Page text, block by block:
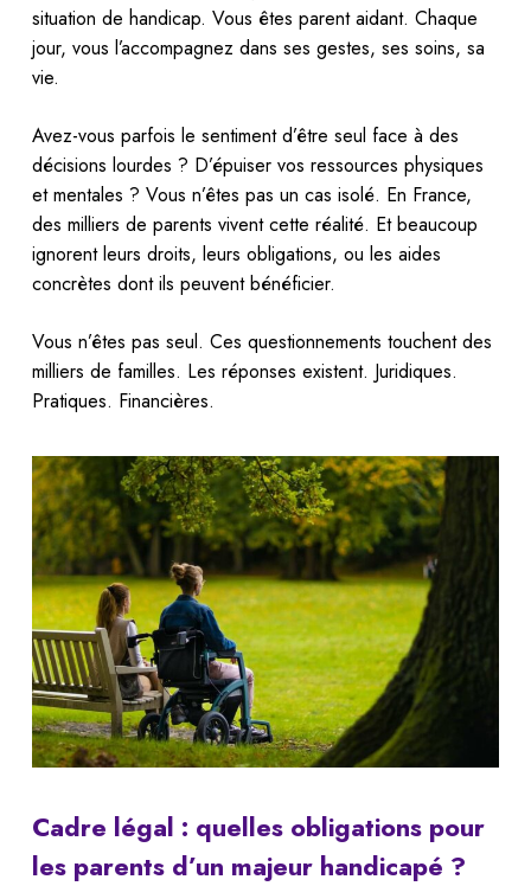
situation de handicap. Vous êtes parent aidant. Chaque
jour, vous l’accompagnez dans ses gestes, ses soins, sa
vie.
Avez-vous parfois le sentiment d’être seul face à des
décisions lourdes ? D’épuiser vos ressources physiques
et mentales ? Vous n’êtes pas un cas isolé. En France,
des milliers de parents vivent cette réalité. Et beaucoup
ignorent leurs droits, leurs obligations, ou les aides
concrètes dont ils peuvent bénéficier.
Vous n’êtes pas seul. Ces questionnements touchent des
milliers de familles. Les réponses existent. Juridiques.
Pratiques. Financières.
Cadre légal : quelles obligations pour
les parents d’un majeur handicapé ?